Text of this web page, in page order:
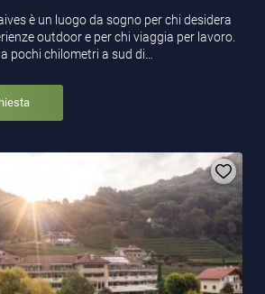
è un luogo da sogno per chi desidera
outdoor e per chi viaggia per lavoro.
pochi chilometri a sud di…